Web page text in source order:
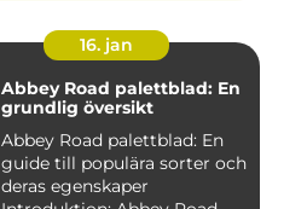
16. jan
Abbey Road palettblad: En
grundlig översikt
Abbey Road palettblad: En
guide till populära sorter och
deras egenskaper